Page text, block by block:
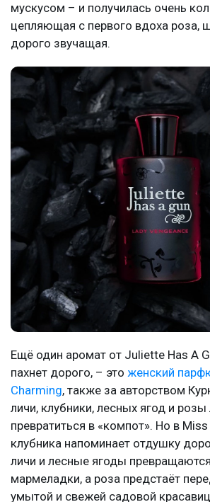
мускусом – и получилась очень
цепляющая с первого вдоха роза,
дорого звучащая.
Ещё один аромат от Juliette Has A
пахнет дорого, – это женский
Charming, также за авторством
личи, клубники, лесных ягод и розы
превратиться в «компот». Но в
клубника напоминает отдушку
личи и лесные ягоды
мармеладки, а роза предстаёт
умытой и свежей садовой